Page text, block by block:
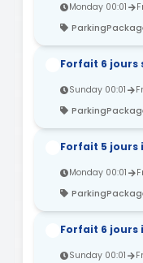
Monday 00:01
Forfait 6 jours
Sunday 00:01
Forfait 5 jours
Monday 00:01
Forfait 6 jours
Sunday 00:01